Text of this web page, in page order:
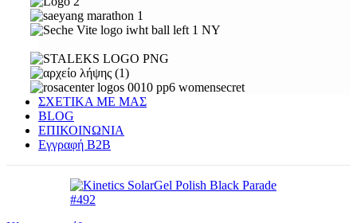
ΣΧΕΤΙΚΑ ΜΕ ΜΑΣ
BLOG
ΕΠΙΚΟΙΝΩΝΙΑ
Εγγραφή Β2Β